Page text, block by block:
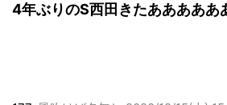
4年ぶりのS西田きたあああああ